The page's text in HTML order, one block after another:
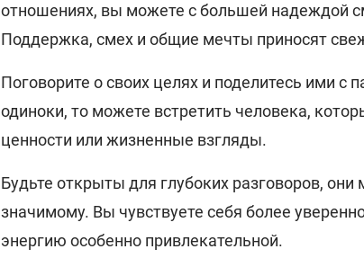
отношениях, вы можете с большей надеждой
Поддержка, смех и общие мечты приносят
Поговорите о своих целях и поделитесь ими с
одиноки, то можете встретить человека,
ценности или жизненные взгляды.
Будьте открыты для глубоких разговоров, они
значимому. Вы чувствуете себя более
энергию особенно привлекательной.